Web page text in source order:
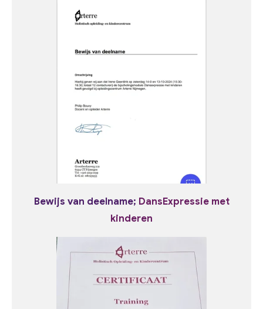
Bewijs van deelname; DansExpressie met
kinderen